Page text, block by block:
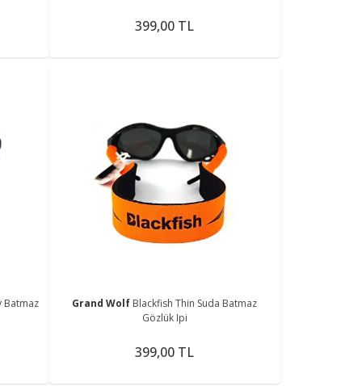
399,00 TL
Batmaz
Grand Wolf Blackfish Thin Suda Batmaz
Gözlük Ipi
399,00 TL